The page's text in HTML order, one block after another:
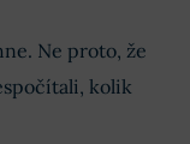
Ne proto, že
kolik